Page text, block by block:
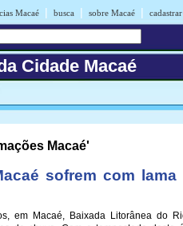
Macaé | busca | sobre Macaé |
Cidade Macaé
Macaé'
sofrem com lama
em Macaé, Baixada Litorânea do